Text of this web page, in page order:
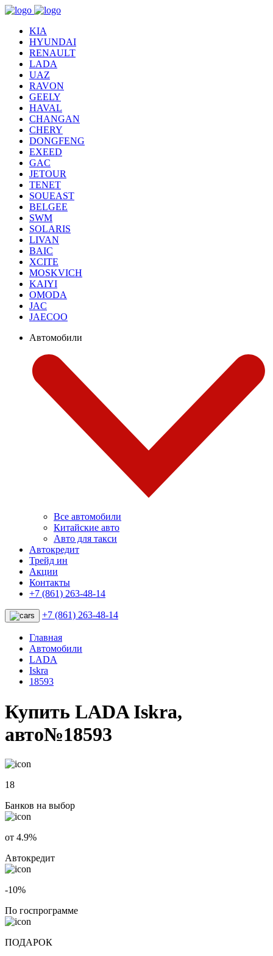
KIA
HYUNDAI
RENAULT
LADA
UAZ
RAVON
GEELY
HAVAL
CHANGAN
CHERY
DONGFENG
EXEED
GAC
JETOUR
TENET
SOUEAST
BELGEE
SWM
SOLARIS
LIVAN
BAIC
XCITE
MOSKVICH
KAIYI
OMODA
JAC
JAECOO
Автомобили
Все автомобили
Китайские авто
Авто для такси
Автокредит
Трейд ин
Акции
Контакты
+7 (861) 263-48-14
+7 (861) 263-48-14
Главная
Автомобили
LADA
Iskra
18593
Купить LADA Iskra,
авто№18593
18
Банков на выбор
от 4.9%
Автокредит
-10%
По госпрограмме
ПОДАРОК